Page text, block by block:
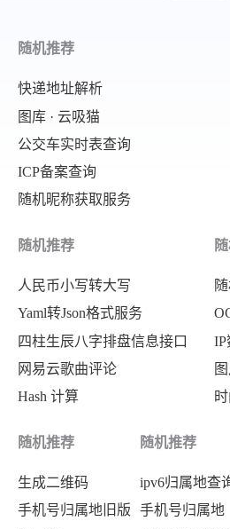
随机推荐
快递地址解析
图库 · 云吸猫
公交车实时表查询
ICP备案查询
随机昵称获取服务
随机推荐
人民币小写转大写
Yaml转Json格式服务
四柱生辰八字排盘信息接口
网易云歌曲评论
Hash 计算
IP
随机推荐
生成二维码
手机号归属地旧版
随机推荐
ipv6归属地查
手机号归属地